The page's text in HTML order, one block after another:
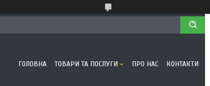
ГОЛОВНА ТОВАРИ ТА ПОСЛУГИ ПРО НАС КОНТАКТИ